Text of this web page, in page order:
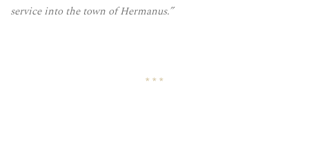
service into the town of Hermanus.”
* * *